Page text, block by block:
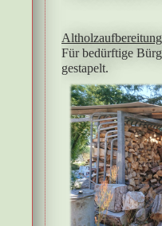
Für bedürftige
gestapelt.